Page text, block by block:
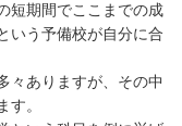
短期間でここまでの成
いう予備校が自分に合
々ありますが、その中
す。